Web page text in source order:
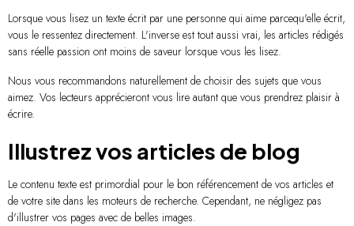
Lorsque vous lisez un texte écrit par une personne qui aime parcequ'elle écrit,
vous le ressentez directement. L'inverse est tout aussi vrai, les articles rédigés
sans réelle passion ont moins de saveur lorsque vous les lisez.
Nous vous recommandons naturellement de choisir des sujets que vous
aimez. Vos lecteurs apprécieront vous lire autant que vous prendrez plaisir à
écrire.
Illustrez vos articles de blog
Le contenu texte est primordial pour le bon référencement de vos articles et
de votre site dans les moteurs de recherche. Cependant, ne négligez pas
d'illustrer vos pages avec de belles images.